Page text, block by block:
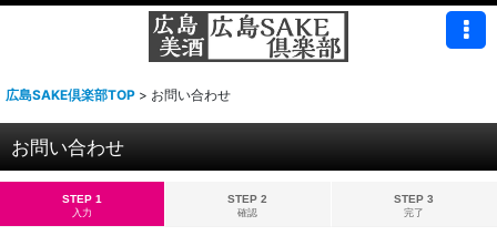
広島SAKE倶楽部TOP > お問い合わせ
お問い合わせ
STEP 1
入力
STEP 2
確認
STEP 3
完了